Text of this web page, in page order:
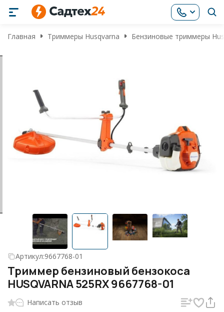
Главная Триммеры Husqvarna Бензиновые триммеры
Артикул:9667768-01
Триммер бензиновый бензокоса
HUSQVARNA 525RX 9667768-01
Написать отзыв